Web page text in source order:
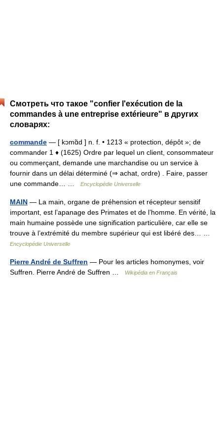
Смотреть что такое "confier l'exécution de la
commandes à une entreprise extérieure" в других
словарях:
commande — [ kɔmɑ̃d ] n. f. • 1213 « protection, dépôt »; de
commander 1 ♦ (1625) Ordre par lequel un client, consommateur
ou commerçant, demande une marchandise ou un service à
fournir dans un délai déterminé (⇒ achat, ordre) . Faire, passer
une commande… …
Encyclopédie Universelle
MAIN — La main, organe de préhension et récepteur sensitif
important, est l’apanage des Primates et de l’homme. En vérité, la
main humaine possède une signification particulière, car elle se
trouve à l’extrémité du membre supérieur qui est libéré des… …
Encyclopédie Universelle
Pierre André de Suffren — Pour les articles homonymes, voir
Suffren. Pierre André de Suffren …
Wikipédia en Français